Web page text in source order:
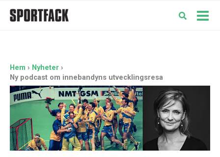
Hem
Nyheter
Ny podcast om innebandyns utvecklingsresa